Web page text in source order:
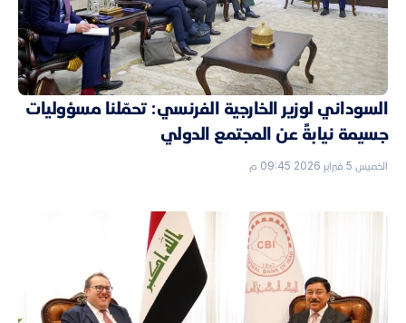
السوداني لوزير الخارجية الفرنسي: تحمّلنا مسؤوليات
جسيمة نيابةً عن المجتمع الدولي
الخميس 5 فبراير 2026 09:45 م